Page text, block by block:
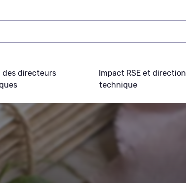
des directeurs
Impact RSE et direction
technique